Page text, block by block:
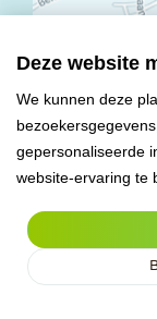
Deze website
We kunnen deze
gepersonaliseerde
website-ervaring te
© Copyright
Alle rechten